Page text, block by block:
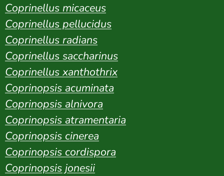
Coprinellus micaceus
Coprinellus pellucidus
Coprinellus radians
Coprinellus saccharinus
Coprinellus xanthothrix
Coprinopsis acuminata
Coprinopsis alnivora
Coprinopsis atramentaria
Coprinopsis cinerea
Coprinopsis cordispora
Coprinopsis jonesii